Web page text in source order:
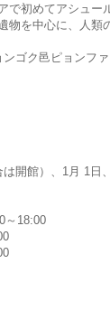
初めてアシュー
物を中心に、人類
ゴク邑ピョンフ
開館）、1月 1日
～18:00